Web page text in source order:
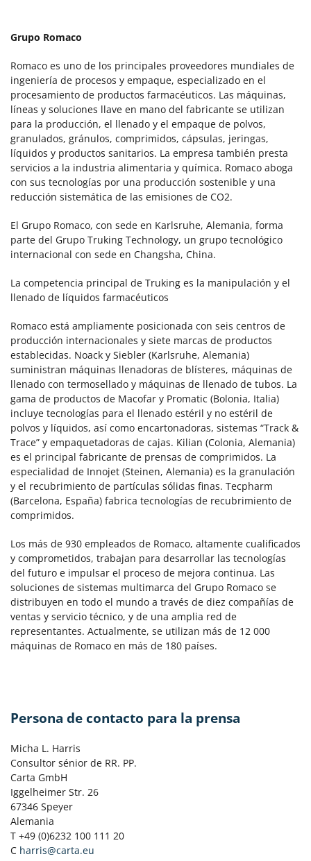
Grupo Romaco
Romaco es uno de los principales proveedores mundiales de
ingeniería de procesos y empaque, especializado en el
procesamiento de productos farmacéuticos. Las máquinas,
líneas y soluciones llave en mano del fabricante se utilizan
para la producción, el llenado y el empaque de polvos,
granulados, gránulos, comprimidos, cápsulas, jeringas,
líquidos y productos sanitarios. La empresa también presta
servicios a la industria alimentaria y química. Romaco aboga
con sus tecnologías por una producción sostenible y una
reducción sistemática de las emisiones de CO2.
El Grupo Romaco, con sede en Karlsruhe, Alemania, forma
parte del Grupo Truking Technology, un grupo tecnológico
internacional con sede en Changsha, China.
La competencia principal de Truking es la manipulación y el
llenado de líquidos farmacéuticos
Romaco está ampliamente posicionada con seis centros de
producción internacionales y siete marcas de productos
establecidas. Noack y Siebler (Karlsruhe, Alemania)
suministran máquinas llenadoras de blísteres, máquinas de
llenado con termosellado y máquinas de llenado de tubos. La
gama de productos de Macofar y Promatic (Bolonia, Italia)
incluye tecnologías para el llenado estéril y no estéril de
polvos y líquidos, así como encartonadoras, sistemas “Track &
Trace” y empaquetadoras de cajas. Kilian (Colonia, Alemania)
es el principal fabricante de prensas de comprimidos. La
especialidad de Innojet (Steinen, Alemania) es la granulación
y el recubrimiento de partículas sólidas finas. Tecpharm
(Barcelona, España) fabrica tecnologías de recubrimiento de
comprimidos.
Los más de 930 empleados de Romaco, altamente cualificados
y comprometidos, trabajan para desarrollar las tecnologías
del futuro e impulsar el proceso de mejora continua. Las
soluciones de sistemas multimarca del Grupo Romaco se
distribuyen en todo el mundo a través de diez compañías de
ventas y servicio técnico, y de una amplia red de
representantes. Actualmente, se utilizan más de 12 000
máquinas de Romaco en más de 180 países.
Persona de contacto para la prensa
Micha L. Harris
Consultor sénior de RR. PP.
Carta GmbH
Iggelheimer Str. 26
67346 Speyer
Alemania
T +49 (0)6232 100 111 20
C harris@carta.eu